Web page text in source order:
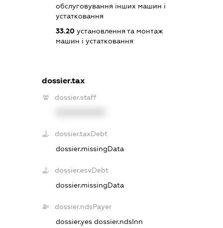
обслуговування інших машин і
устатковання
33.20установлення та монтаж
машин і устатковання
dossier.tax
dossier.staff
dossier.taxDebt
dossier.missingData
dossier.esvDebt
dossier.missingData
dossier.ndsPayer
dossier.yes dossier.ndsInn